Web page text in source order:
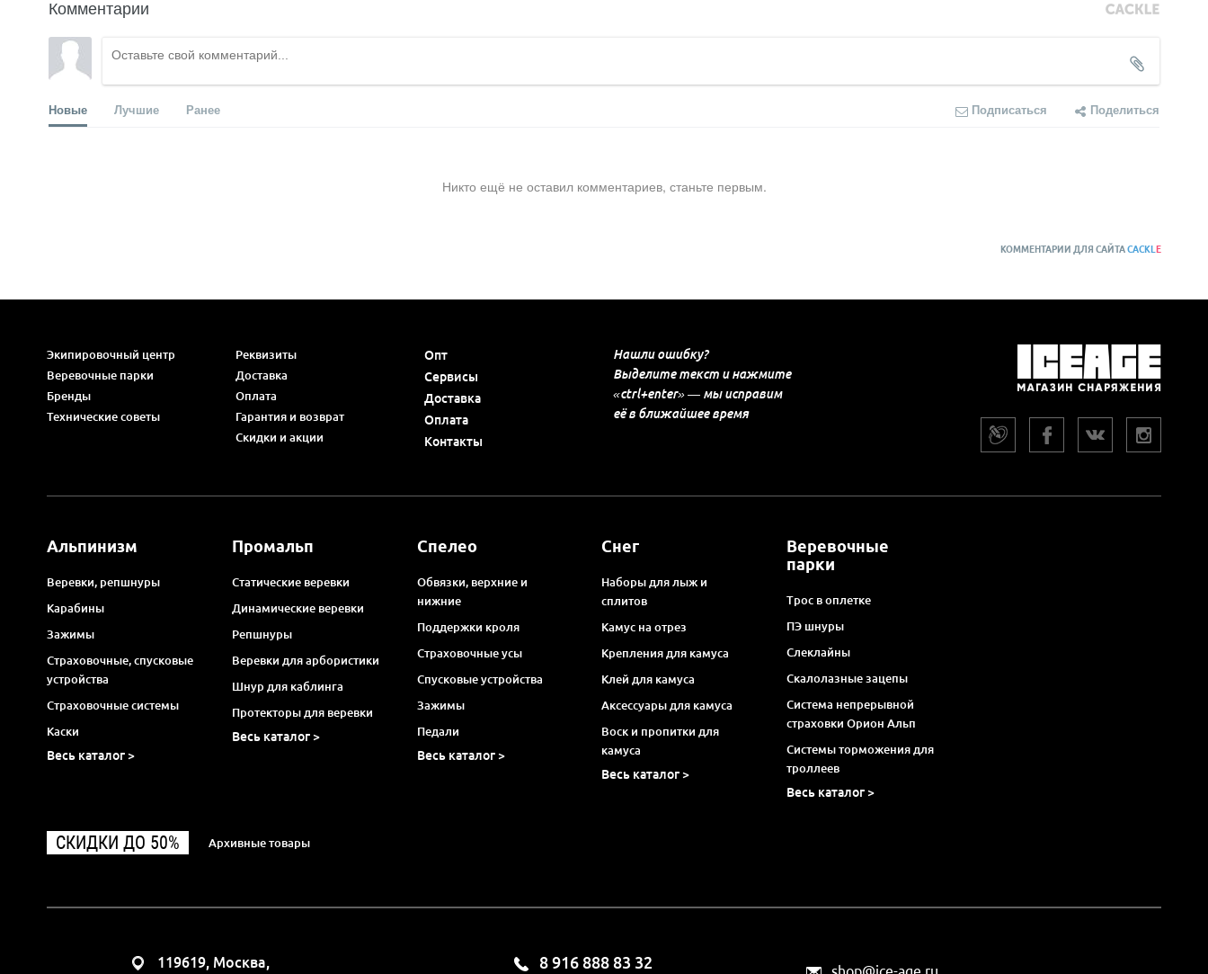
Комментарии
Новые Лучшие Ранее Подписаться Поделиться
Никто ещё не оставил комментариев, станьте первым.
КОММЕНТАРИИ ДЛЯ САЙТАCACKL E
Экипировочный центр
Веревочные парки
Бренды
Технические советы
Реквизиты
Доставка
Оплата
Гарантия и возврат
Скидки и акции
Опт
Сервисы
Доставка
Оплата
Контакты
Нашли ошибку?
Выделите текст и нажмите
«ctrl+enter» — мы исправим
её в ближайшее время
Альпинизм
Веревки, репшнуры
Карабины
Зажимы
Страховочные, спусковые
устройства
Страховочные системы
Каски
Весь каталог >
Промальп
Статические веревки
Динамические веревки
Репшнуры
Веревки для арбористики
Шнур для каблинга
Протекторы для веревки
Весь каталог >
Спелео
Обвязки, верхние и
нижние
Поддержки кроля
Страховочные усы
Спусковые устройства
Зажимы
Педали
Весь каталог >
Снег
Наборы для лыж и
сплитов
Камус на отрез
Крепления для камуса
Клей для камуса
Аксессуары для камуса
Воск и пропитки для
камуса
Весь каталог >
Веревочные
парки
Трос в оплетке
ПЭ шнуры
Слеклайны
Скалолазные зацепы
Система непрерывной
страховки Орион Альп
Системы торможения для
троллеев
Весь каталог >
СКИДКИ ДО 50% Архивные товары
119619, Москва,
8 916 888 83 32